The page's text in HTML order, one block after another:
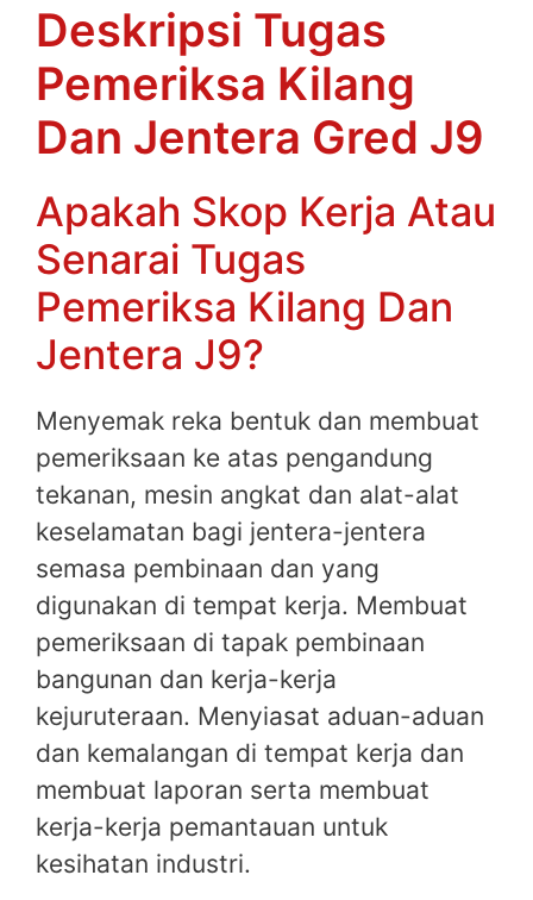
Deskripsi Tugas
Pemeriksa Kilang
Dan Jentera Gred J9
Apakah Skop Kerja Atau
Senarai Tugas
Pemeriksa Kilang Dan
Jentera J9?
Menyemak reka bentuk dan membuat
pemeriksaan ke atas pengandung
tekanan, mesin angkat dan alat-alat
keselamatan bagi jentera-jentera
semasa pembinaan dan yang
digunakan di tempat kerja. Membuat
pemeriksaan di tapak pembinaan
bangunan dan kerja-kerja
kejuruteraan. Menyiasat aduan-aduan
dan kemalangan di tempat kerja dan
membuat laporan serta membuat
kerja-kerja pemantauan untuk
kesihatan industri.